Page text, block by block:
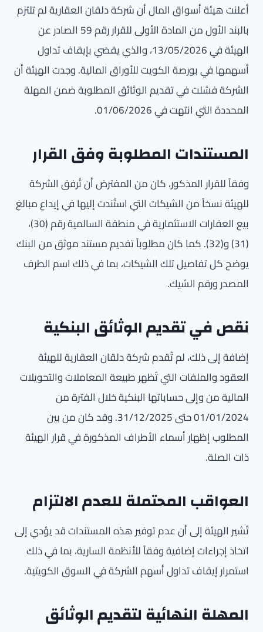
أعلنت هيئة أسواق المال أن شركة دلقان العقارية لم تلتزم
بالبند الأول من المادة الأولى للقرار رقم 59 الصادر عن
الهيئة في 13/05/2026، والذي يقضي بإيقاف تداول
أسهمها في بورصة الكويت للأوراق المالية. وجدت الهيئة أن
الشركة فشلت في تقديم الوثائق المطلوبة ضمن المهلة
المحددة التي انتهت في 01/06/2026.
المستندات المطلوبة وفق القرار
وفقاً للقرار المذكور، كان من المفترض أن تُرفق الشركة
للهيئة نسخاً من الشيكات التي استُندت إليها في إيداع مبالغ
بيع العقارات الاستثمارية في منطقة السالمية رقم (30)،
(31) و(32). كما كان مطلوباً تقديم مستند موثق من البنك
يوضح كل تفاصيل تلك الشيكات، بما في ذلك اسم الطرف
المصدر ورقم الشيك.
نقص في تقديم الوثائق البنكية
إضافة إلى ذلك، لم تُقدم شركة دلقان العقارية للهيئة
العقود والملفات التي تُظهر طبيعة المعاملات والتحويلات
المالية من وإلى حساباتها البنكية خلال الفترة من
01/01/2024 حتى 31/12/2025. وقد كان من بين
المطلوب إظهار أسماء الأطراف المذكورة في قرار الهيئة
ذات الصلة.
العواقب المحتملة للعدم الالتزام
تُشير الهيئة إلى أن عدم توفير هذه المستندات قد يؤدي إلى
اتخاذ إجراءات إضافية وفقاً للأنظمة السارية، بما في ذلك
استمرار إيقاف تداول أسهم الشركة في السوق الكويتية.
المهلة النهائية لتقديم الوثائق